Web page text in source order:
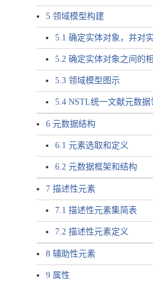
5 领域模型构建
5.1 确定实体对象，并对
5.2 确定实体对象之间的
5.3 领域模型图示
5.4 NSTL统一文献元数
6 元数据结构
6.1 元素选取和定义
6.2 元数据框架和结构
7 描述性元素
7.1 描述性元素集简表
7.2 描述性元素定义
8 辅助性元素
9 属性